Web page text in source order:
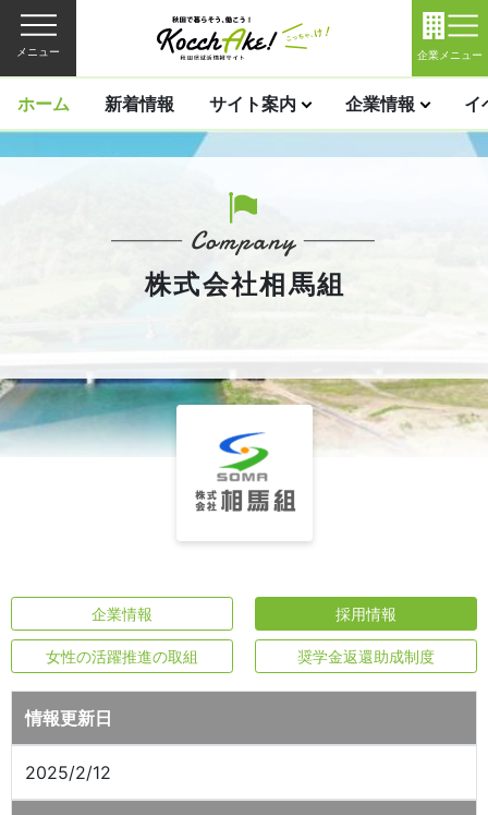
メニュー 企業メニュー
ホーム 新着情報 サイト案内 企業情報 イ
株式会社相馬組
企業情報 採用情報
女性の活躍推進の取組 奨学金返還助成制度
情報更新日
2025/2/12